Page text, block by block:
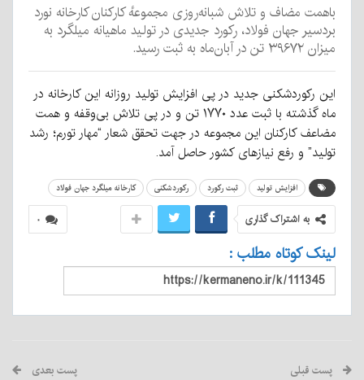
باهمت مضاف و تلاش شبانه‌روزی مجموعهٔ کارکنان کارخانه نورد
بردسیر جهان فولاد، رکورد جدیدی در تولید ماهیانه میلگرد به
میزان ۳۹۶۷۲ تن در آبان‌ماه به ثبت رسید.
این رکوردشکنی جدید در پی افزایش تولید روزانه این کارخانه در
ماه گذشته با ثبت عدد ۱۷۷۰ تن و در پی تلاش بی‌وقفه و همت
مضاعف کارکنان این مجموعه در جهت تحقق شعار “مهار تورم؛ رشد
تولید” و رفع نیازهای کشور حاصل آمد.
افزایش تولید ثبت رکورد رکوردشکنی کارخانه میلگرد جهان فولاد
۰ به اشتراک گذاری
لینک کوتاه مطلب :
پست قبلی پست بعدی